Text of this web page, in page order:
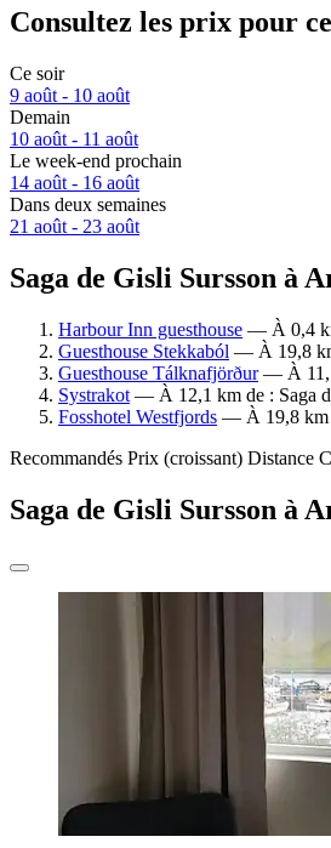
Consultez les prix pour
Ce soir
9 août - 10 août
Demain
10 août - 11 août
Le week-end prochain
14 août - 16 août
Dans deux semaines
21 août - 23 août
Saga de Gisli Sursson à
Harbour Inn guesthouse — À 0,4
Guesthouse Stekkaból — À 19,8
Guesthouse Tálknafjörður— À 11,7
Systrakot — À 12,1 km de : Saga
Fosshotel Westfjords — À 19,8 km
Recommandés Prix (croissant) Distance
Saga de Gisli Sursson à